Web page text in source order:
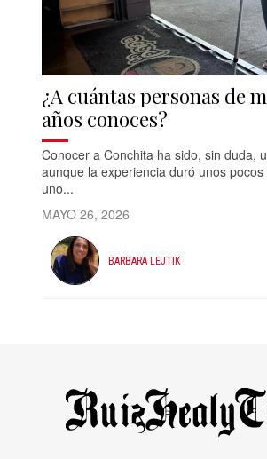
¿A cuántas personas de
años conoces?
Conocer a Conchita ha sido, sin duda,
aunque la experiencia duró unos
uno...
MAYO 26, 2026
BARBARA LEJTIK